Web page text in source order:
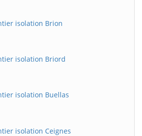
isolation Brion
isolation Briord
isolation Buellas
isolation Ceignes